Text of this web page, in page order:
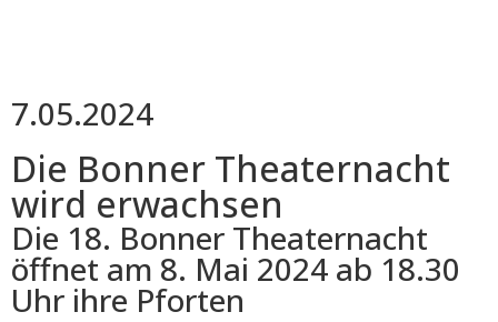
7.05.2024
Die Bonner Theaternacht
wird erwachsen
Die 18. Bonner Theaternacht
öffnet am 8. Mai 2024 ab 18.30
Uhr ihre Pforten